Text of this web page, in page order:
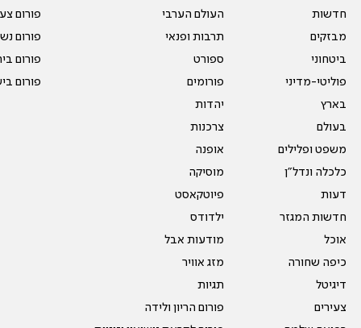
חדשות
מבזקים
ביטחוני
פוליטי-מדיני
בארץ
בעולם
משפט ופלילים
כלכלה ונדל"ן
דעות
חדשות המגזר
אוכל
כיפה שחורה
דיגיטל
צעירים
העולם הערבי
תרבות ופנאי
ספורט
פורומים
יהדות
צרכנות
אופנה
מוסיקה
פיוטקאסט
ילדודס
מודעות אבל
מזג אוויר
תגיות
פורום הריון ולידה
פורום
פורום
פורום
פורום